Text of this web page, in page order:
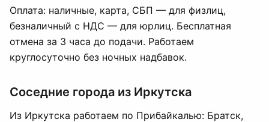
Оплата: наличные, карта, СБП — для физлиц,
безналичный с НДС — для юрлиц. Бесплатная
отмена за 3 часа до подачи. Работаем
круглосуточно без ночных надбавок.
Соседние города из Иркутска
Из Иркутска работаем по Прибайкалью: Братск,